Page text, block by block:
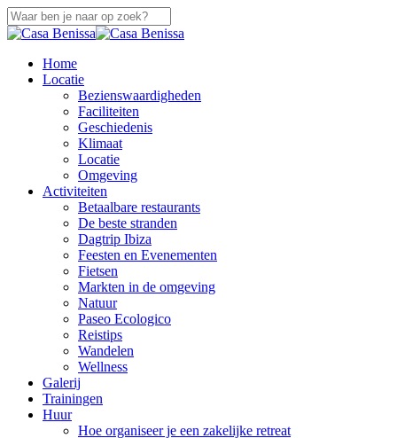
Overslaan
naar
Sluiten
zoek
Menu
Home
Locatie
Bezienswaardigheden
Faciliteiten
Geschiedenis
Klimaat
Locatie
Omgeving
Activiteiten
Betaalbare restaurants
De beste stranden
Dagtrip Ibiza
Feesten en Evenementen
Fietsen
Markten in de omgeving
Natuur
Paseo Ecologico
Reistips
Wandelen
Wellness
Galerij
Trainingen
Huur
Hoe organiseer je een zakelijke retreat